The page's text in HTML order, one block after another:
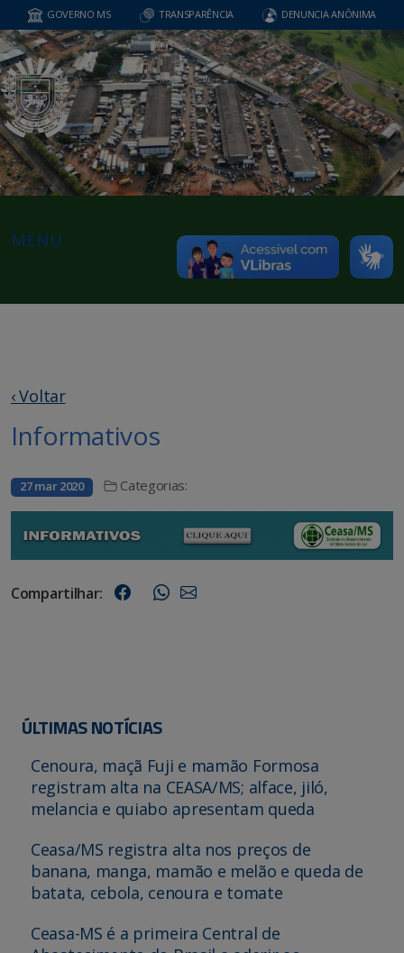
GOVERNO MS TRANSPARÊNCIA DENUNCIA ANÔNIMA
MENU
‹ Voltar
Informativos
27 mar 2020 Categorias:
Compartilhar:
ÚLTIMAS NOTÍCIAS
Cenoura, maçã Fuji e mamão Formosa
registram alta na CEASA/MS; alface, jiló,
melancia e quiabo apresentam queda
Ceasa/MS registra alta nos preços de
banana, manga, mamão e melão e queda de
batata, cebola, cenoura e tomate
Ceasa-MS é a primeira Central de